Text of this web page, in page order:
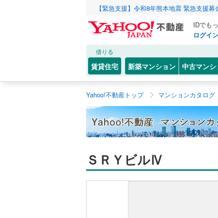
【緊急支援】令和8年熊本地震 緊急支援
IDでも
ログイン
借りる
賃貸住宅 新築マンション 中古マンシ
Yahoo!不動産トップ マンションカタログ
ＳＲＹビルⅣ